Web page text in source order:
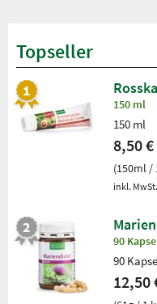
Topseller
150 ml
150 ml
8,50 €
(150ml /
inkl.
90
90
12,50